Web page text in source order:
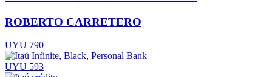
ROBERTO CARRETERO
UYU 790
UYU 593